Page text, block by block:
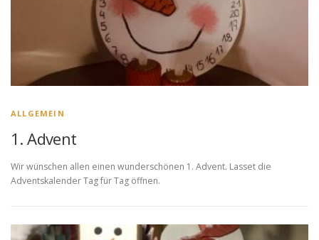
ALLGEMEIN
1. Advent
Wir wünschen allen einen wunderschönen 1. Advent. Lasset die
Adventskalender Tag für Tag öffnen.